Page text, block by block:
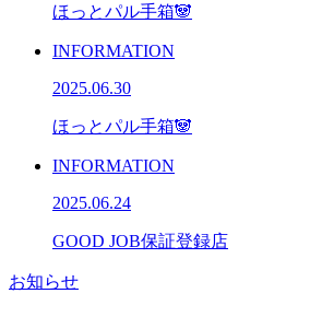
ほっとパル手箱🐼
INFORMATION
2025.06.30
ほっとパル手箱🐼
INFORMATION
2025.06.24
GOOD JOB保証登録店
お知らせ